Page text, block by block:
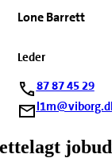
Lone Barrett
Leder
87 87 45 29